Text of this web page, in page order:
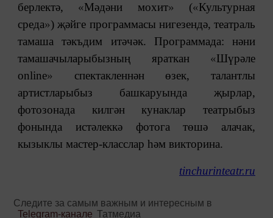
берлектә, «Мәдәни мохит» («Культурная
среда») җәйге программасы нигезендә, театраль
тамаша тәкъдим итәчәк. Программада: нәни
тамашачыларыбызның яраткан «Шүрәле
online» спектакленнән өзек, талантлы
артистларыбыз башкаруында җырлар,
фотозонада килгән кунаклар театрыбыз
фонында истәлеккә фотога төшә алачак,
кызыклы мастер-класслар һәм викторина.
tinchurinteatr.ru
Следите за самым важным и интересным в
Telegram-канале Татмедиа